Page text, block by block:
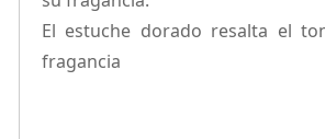
El estuche dorado resalta el
fragancia